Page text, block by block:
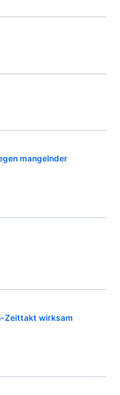
mangelnder
Zeittakt wirksam